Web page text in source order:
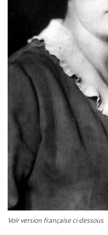
Voir version française ci-dessous